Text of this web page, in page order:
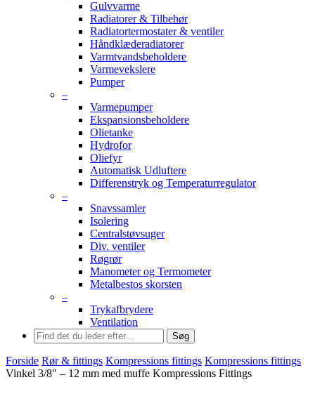
Gulvvarme
Radiatorer & Tilbehør
Radiatortermostater & ventiler
Håndklæderadiatorer
Varmtvandsbeholdere
Varmevekslere
Pumper
–
Varmepumper
Ekspansionsbeholdere
Olietanke
Hydrofor
Oliefyr
Automatisk Udluftere
Differenstryk og Temperaturregulator
–
Snavssamler
Isolering
Centralstøvsuger
Div. ventiler
Røgrør
Manometer og Termometer
Metalbestos skorsten
–
Trykafbrydere
Ventilation
Søg
Forside Rør & fittings Kompressions fittings Kompressions fittings
Vinkel 3/8″ – 12 mm med muffe Kompressions Fittings